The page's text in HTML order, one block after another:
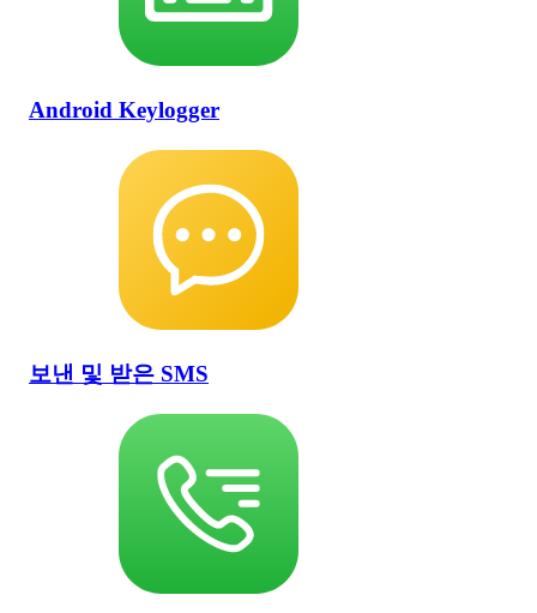
Android Keylogger
보낸 및 받은 SMS